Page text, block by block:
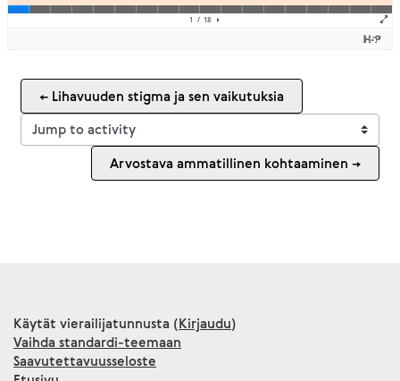
← Lihavuuden stigma ja sen vaikutuksia
Jump to activity
Arvostava ammatillinen kohtaaminen →
Käytät vierailijatunnusta (Kirjaudu)
Vaihda standardi-teemaan
Saavutettavuusseloste